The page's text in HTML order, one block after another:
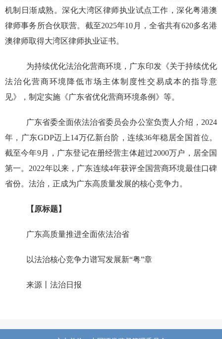
机制日渐成熟。深化大湾区律师执业试点工作，深化粤港澳
律师事务所合伙联营。截至2025年10月，全省共有620多名港
澳律师取得大湾区律师执业证书。
为持续优化法治化营商环境，广东印发《关于持续优化
法治化营商环境降低市场主体制度性交易成本的指导意
见》，制定实施《广东省优化营商环境条例》等。
广东省委全面依法治省委员会办公室负责人介绍，2024
年，广东GDP迈上14万亿新台阶，连续36年稳居全国首位。
截至今年9月，广东登记在册经营主体超过2000万户，居全国
第一。2022年以来，广东连续4年获评全国营商环境最佳口碑
省份。法治，正成为广东高质量发展的核心竞争力。
【原标题】
广东高质量推进全面依法治省
以法治核心竞争力谱写发展新“粤”章
来源丨法治日报